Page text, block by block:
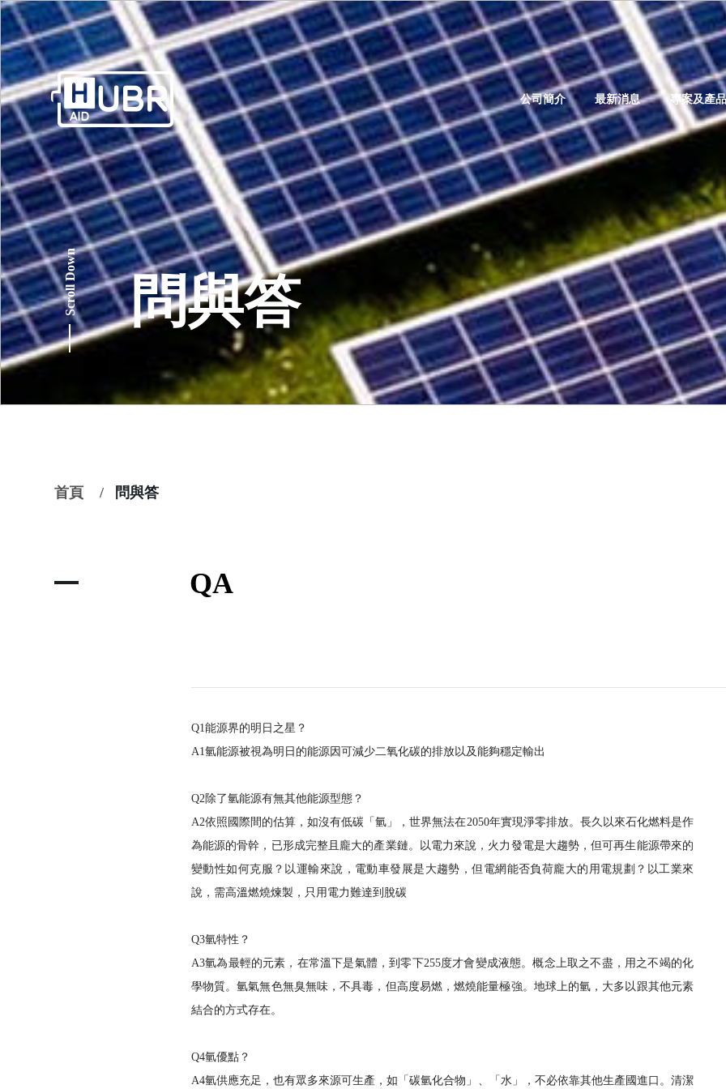
公司簡介 最新消息 專案及產
會員登入
登 入
忘記密碼？
我 要 註 冊
問與答
Scroll Down
首頁 正在此頁面：
問與答
QA
Q1能源界的明日之星？
A1氫能源被視為明日的能源因可減少二氧化碳的排放以及能夠穩定輸出
Q2除了氫能源有無其他能源型態？
A2依照國際間的估算，如沒有低碳「氫」，世界無法在2050年實現淨零排放。長久以來石化燃料是作
為能源的骨幹，已形成完整且龐大的產業鏈。以電力來說，火力發電是大趨勢，但可再生能源帶來的
變動性如何克服？以運輸來說，電動車發展是大趨勢，但電網能否負荷龐大的用電規劃？以工業來
說，需高溫燃燒煉製，只用電力難達到脫碳
Q3氫特性？
A3氫為最輕的元素，在常溫下是氣體，到零下255度才會變成液態。概念上取之不盡，用之不竭的化
學物質。氫氣無色無臭無味，不具毒，但高度易燃，燃燒能量極強。地球上的氫，大多以跟其他元素
結合的方式存在。
Q4氫優點？
A4氫供應充足，也有眾多來源可生產，如「碳氫化合物」、「水」，不必依靠其他生產國進口。清潔